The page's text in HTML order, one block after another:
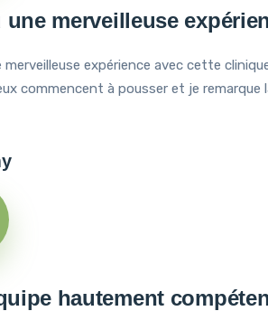
une merveilleuse
merveilleuse expérience avec cette
commencent à pousser et je remarque
hautement